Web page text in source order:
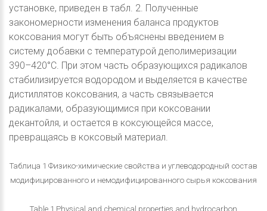
установке, приведен в табл. 2. Полученные
закономерности изменения баланса продуктов
коксования могут быть объяснены введением в
систему добавки с температурой деполимеризации
390–420°С. При этом часть образующихся радикалов
стабилизируется водородом и выделяется в качестве
дистиллятов коксования, а часть связывается
радикалами, образующимися при коксовании
декантойля, и остается в коксующейся массе,
превращаясь в коксовый материал.
Таблица 1 Физико-химические свойства и углеводородный состав
модифицированного и немодифицированного сырья коксования
Table 1 Physical and chemical properties and hydrocarbon